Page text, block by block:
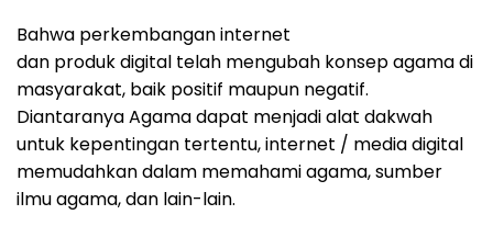
Bahwa perkembangan internet
dan produk digital telah mengubah konsep agama di
masyarakat, baik positif maupun negatif.
Diantaranya Agama dapat menjadi alat dakwah
untuk kepentingan tertentu, internet / media digital
memudahkan dalam memahami agama, sumber
ilmu agama, dan lain-lain.